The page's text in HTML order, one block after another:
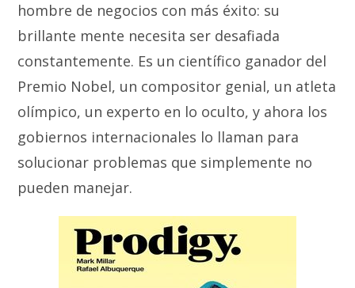
hombre de negocios con más éxito: su
brillante mente necesita ser desafiada
constantemente. Es un científico ganador del
Premio Nobel, un compositor genial, un atleta
olímpico, un experto en lo oculto, y ahora los
gobiernos internacionales lo llaman para
solucionar problemas que simplemente no
pueden manejar.